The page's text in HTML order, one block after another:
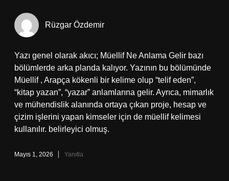
Rüzgar Özdemir
Yazı genel olarak akıcı; Müellif Ne Anlama Gelir bazı
bölümlerde arka planda kalıyor. Yazının bu bölümünde
Müellif , Arapça kökenli bir kelime olup “telif eden”,
“kitap yazan”, “yazar” anlamlarına gelir. Ayrıca, mimarlık
ve mühendislik alanında ortaya çıkan proje, hesap ve
çizim işlerini yapan kimseler için de müellif kelimesi
kullanılır. belirleyici olmuş.
Mayıs 1, 2026 Yanıtla